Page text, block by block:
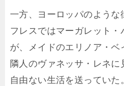
一方、ヨーロッパのような
フレスではマーガレット
が、メイドのエリノア・
隣人のヴァネッサ・レネ
自由ない生活を送っていた